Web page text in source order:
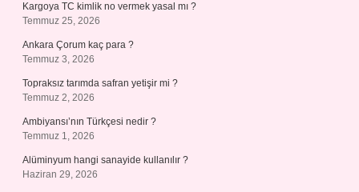
Kargoya TC kimlik no vermek yasal mı ?
Temmuz 25, 2026
Ankara Çorum kaç para ?
Temmuz 3, 2026
Topraksız tarımda safran yetişir mi ?
Temmuz 2, 2026
Ambiyansı’nın Türkçesi nedir ?
Temmuz 1, 2026
Alüminyum hangi sanayide kullanılır ?
Haziran 29, 2026